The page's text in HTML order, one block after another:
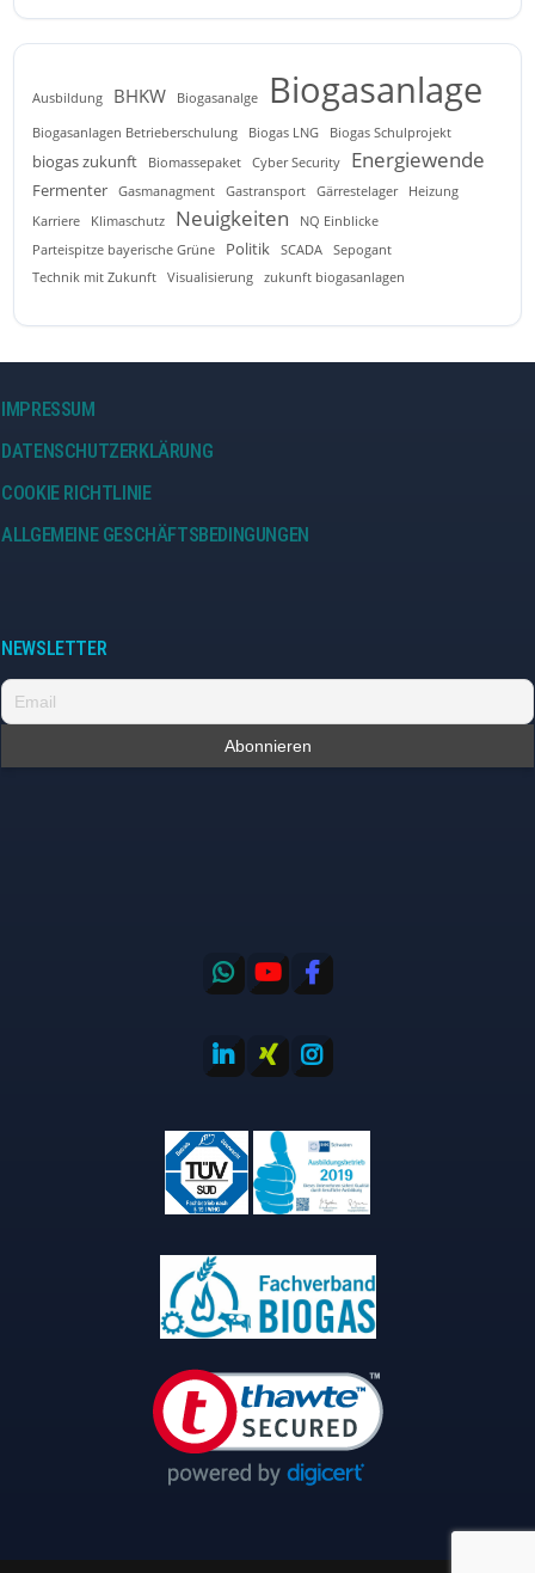
Ausbildung BHKW Biogasanalge Biogasanlage
Biogasanlagen Betrieberschulung Biogas LNG Biogas Schulprojekt
biogas zukunft Biomassepaket Cyber Security Energiewende
Fermenter Gasmanagment Gastransport Gärrestelager
Heizung
Karriere
Klimaschutz Neuigkeiten
NQ Einblicke
Parteispitze bayerische Grüne
Politik SCADA
Sepogant
Technik mit Zukunft
Visualisierung zukunft biogasanlagen
IMPRESSUM
DATENSCHUTZERKLÄRUNG
COOKIE RICHTLINIE
ALLGEMEINE GESCHÄFTSBEDINGUNGEN
NEWSLETTER